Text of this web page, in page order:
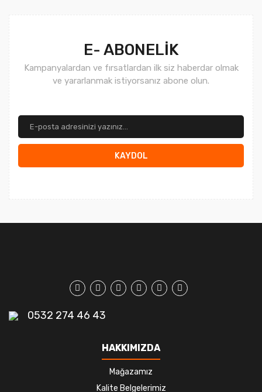
E- ABONELİK
Kampanyalardan ve fırsatlardan ilk siz haberdar olmak
ve yararlanmak istiyorsanız abone olun.
KAYDOL
0532 274 46 43
HAKKIMIZDA
Mağazamız
Kalite Belgelerimiz